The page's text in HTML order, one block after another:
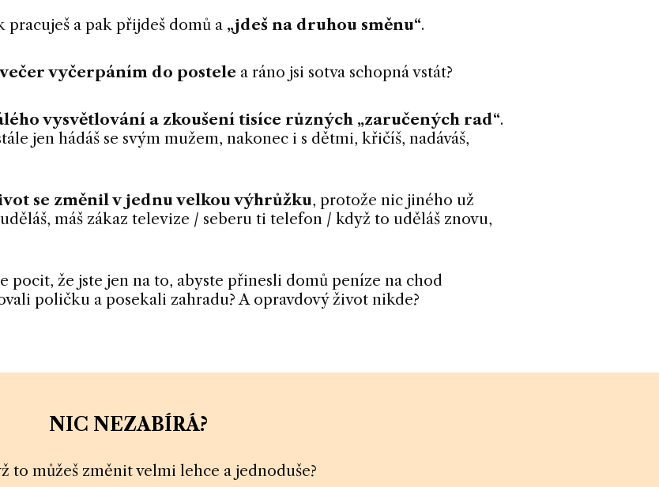
a pak přijdeš domů a „jdeš na druhou směnu“.
vyčerpáním do postele a ráno jsi sotva schopná vstát?
vysvětlování a zkoušení tisíce různých „zaručených rad“.
jen hádáš se svým mužem, nakonec i s dětmi, křičíš, nadáváš,
se změnil v jednu velkou výhrůžku, protože nic jiného už
máš zákaz televize / seberu ti telefon / když to uděláš znovu,
pocit, že jste jen na to, abyste přinesli domů peníze na chod
poličku a posekali zahradu? A opravdový život nikde?
NIC NEZABÍRÁ?
to můžeš změnit velmi lehce a jednoduše?